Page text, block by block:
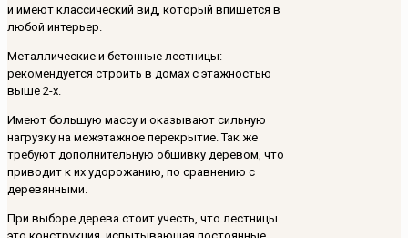
и имеют классический вид, который впишется в
любой интерьер.
Металлические и бетонные лестницы:
рекомендуется строить в домах с этажностью
выше 2-х.
Имеют большую массу и оказывают сильную
нагрузку на межэтажное перекрытие. Так же
требуют дополнительную обшивку деревом, что
приводит к их удорожанию, по сравнению с
деревянными.
При выборе дерева стоит учесть, что лестницы